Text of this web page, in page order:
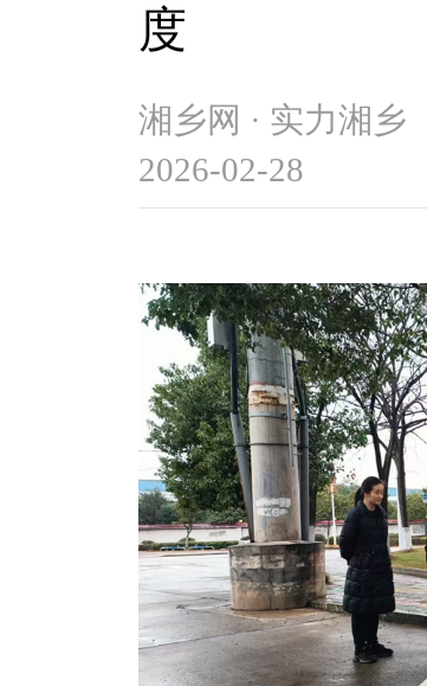
度
湘乡网 · 实力湘乡
2026-02-28